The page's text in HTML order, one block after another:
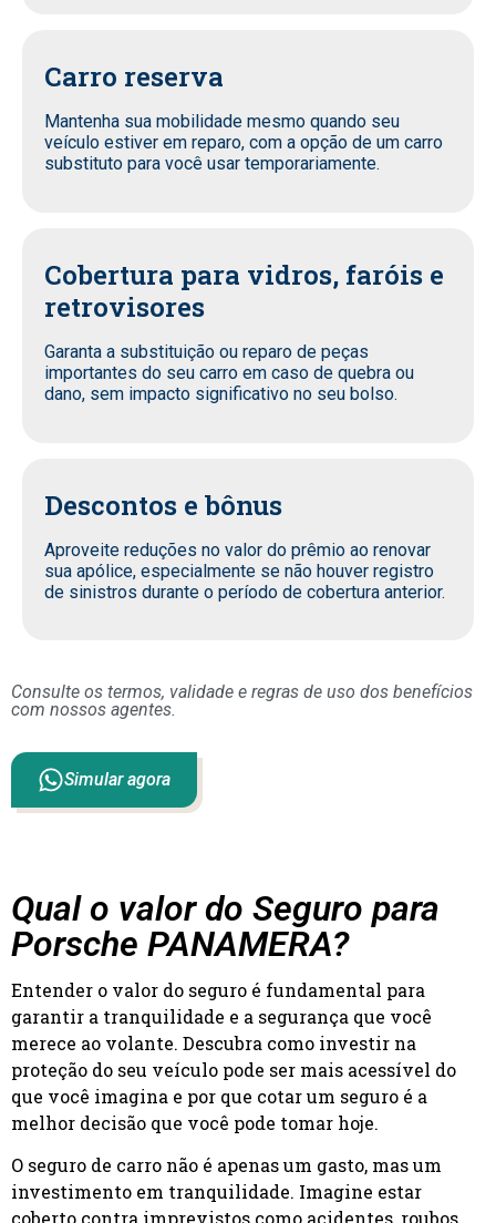
Carro reserva
Mantenha sua mobilidade mesmo quando seu
veículo estiver em reparo, com a opção de um carro
substituto para você usar temporariamente.
Cobertura para vidros, faróis e
retrovisores
Garanta a substituição ou reparo de peças
importantes do seu carro em caso de quebra ou
dano, sem impacto significativo no seu bolso.
Descontos e bônus
Aproveite reduções no valor do prêmio ao renovar
sua apólice, especialmente se não houver registro
de sinistros durante o período de cobertura anterior.
Consulte os termos, validade e regras de uso dos benefícios
com nossos agentes.
Simular agora
Qual o valor do Seguro para
Porsche PANAMERA?
Entender o valor do seguro é fundamental para
garantir a tranquilidade e a segurança que você
merece ao volante. Descubra como investir na
proteção do seu veículo pode ser mais acessível do
que você imagina e por que cotar um seguro é a
melhor decisão que você pode tomar hoje.
O seguro de carro não é apenas um gasto, mas um
investimento em tranquilidade. Imagine estar